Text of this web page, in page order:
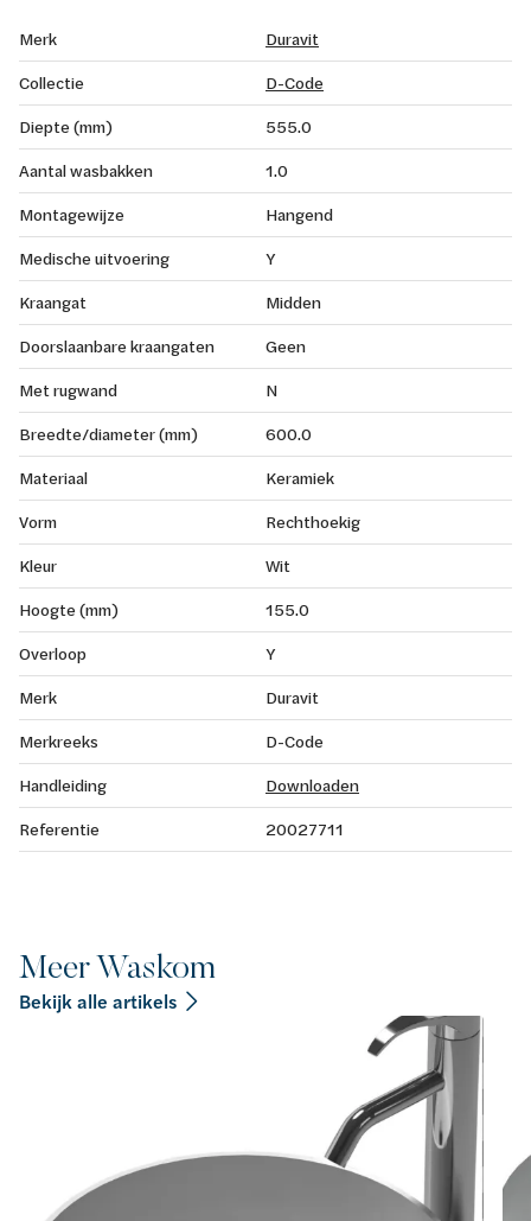
Merk
Duravit
Collectie
D-Code
Diepte (mm)
555.0
Aantal wasbakken
1.0
Montagewijze
Hangend
Medische uitvoering
Y
Kraangat
Midden
Doorslaanbare kraangaten
Geen
Met rugwand
N
Breedte/diameter (mm)
600.0
Materiaal
Keramiek
Vorm
Rechthoekig
Kleur
Wit
Hoogte (mm)
155.0
Overloop
Y
Merk
Duravit
Merkreeks
D-Code
Handleiding
Downloaden
Referentie
20027711
Meer Waskom
Bekijk alle artikels